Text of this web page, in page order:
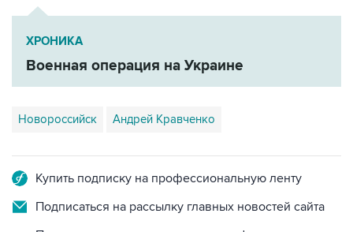
ХРОНИКА
Военная операция на Украине
Новороссийск Андрей Кравченко
Купить подписку на профессиональную ленту
Подписаться на рассылку главных новостей сайта